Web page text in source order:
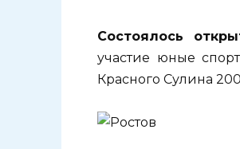
Состоялось
участие юные
Красного Сулина